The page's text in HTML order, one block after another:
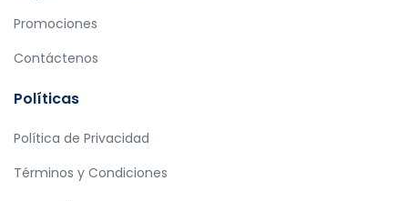
Promociones
Contáctenos
Políticas
Política de Privacidad
Términos y Condiciones